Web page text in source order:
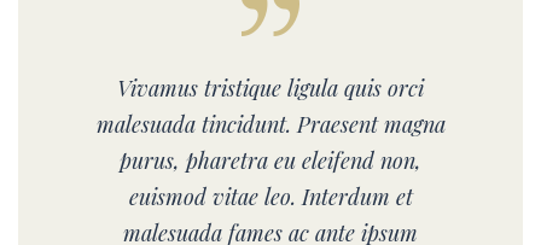
Vivamus tristique ligula quis orci
malesuada tincidunt. Praesent magna
purus, pharetra eu eleifend non,
euismod vitae leo. Interdum et
malesuada fames ac ante ipsum